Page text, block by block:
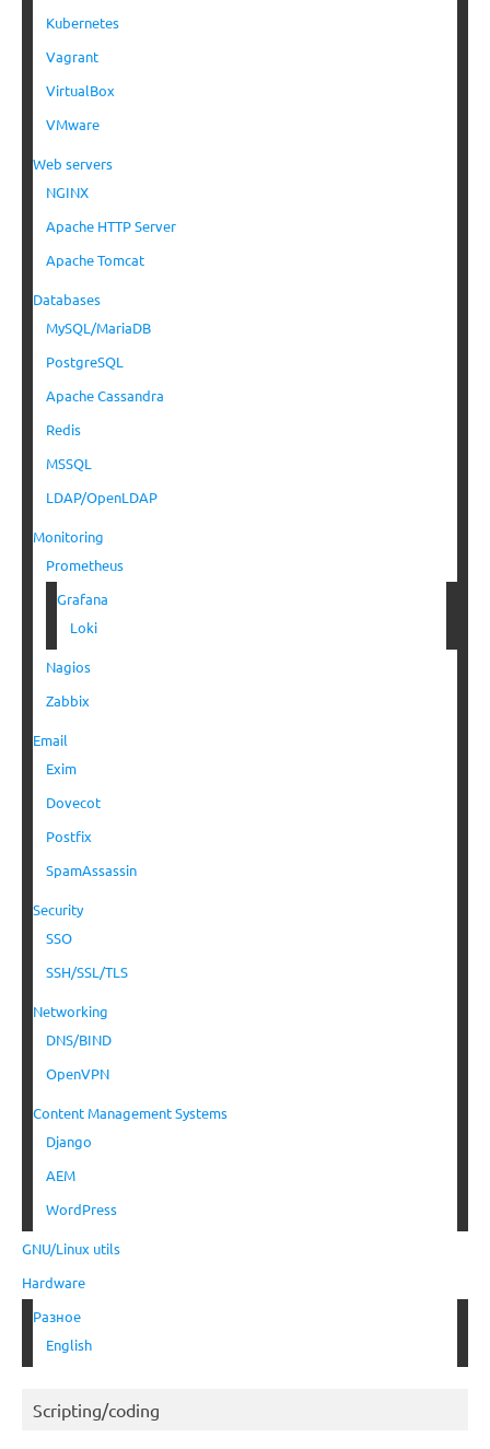
Kubernetes
Vagrant
VirtualBox
VMware
Web servers
NGINX
Apache HTTP Server
Apache Tomcat
Databases
MySQL/MariaDB
PostgreSQL
Apache Cassandra
Redis
MSSQL
LDAP/OpenLDAP
Monitoring
Prometheus
Grafana
Loki
Nagios
Zabbix
Email
Exim
Dovecot
Postfix
SpamAssassin
Security
SSO
SSH/SSL/TLS
Networking
DNS/BIND
OpenVPN
Content Management Systems
Django
AEM
WordPress
GNU/Linux utils
Hardware
Разное
English
Scripting/coding